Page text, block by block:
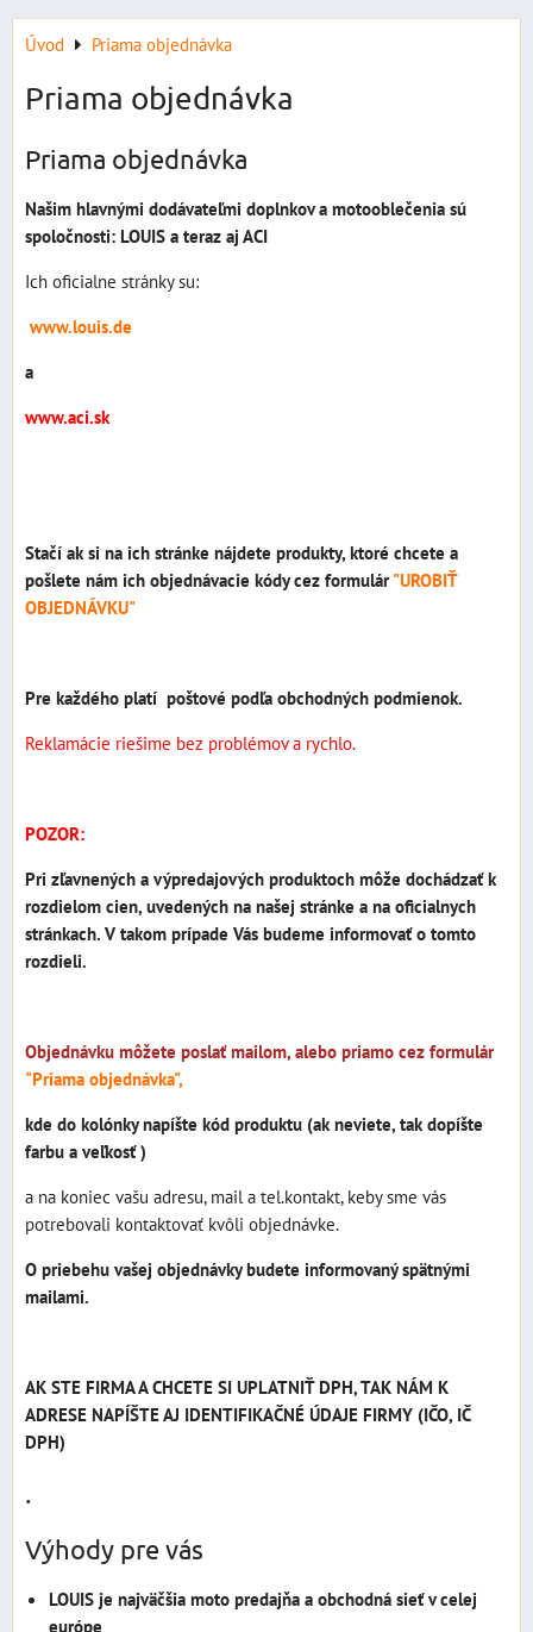
Úvod Priama objednávka
Priama objednávka
Priama objednávka
Našim hlavnými dodávateľmi doplnkov a motooblečenia sú
spoločnosti: LOUIS a teraz aj ACI
Ich oficialne stránky su:
www.louis.de
a
www.aci.sk
Stačí ak si na ich stránke nájdete produkty, ktoré chcete a
pošlete nám ich objednávacie kódy cez formulár"UROBIŤ
OBJEDNÁVKU"
Pre každého platí poštové podľa obchodných podmienok.
Reklamácie riešime bez problémov a rychlo.
POZOR:
Pri zľavnených a výpredajových produktoch môže dochádzať k
rozdielom cien, uvedených na našej stránke a na oficialnych
stránkach. V takom prípade Vás budeme informovať o tomto
rozdieli.
Objednávku môžete poslať mailom, alebo priamo cez formulár
"Priama objednávka",
kde do kolónky napíšte kód produktu (ak neviete, tak dopíšte
farbu a veľkosť )
a na koniec vašu adresu, mail a tel.kontakt, keby sme vás
potrebovali kontaktovať kvôli objednávke.
O priebehu vašej objednávky budete informovaný spätnými
mailami.
AK STE FIRMA A CHCETE SI UPLATNIŤ DPH, TAK NÁM K
ADRESE NAPÍŠTE AJ IDENTIFIKAČNÉ ÚDAJE FIRMY (IČO, IČ
DPH)
.
Výhody pre vás
LOUIS je najväčšia moto predajňa a obchodná sieť v celej
európe